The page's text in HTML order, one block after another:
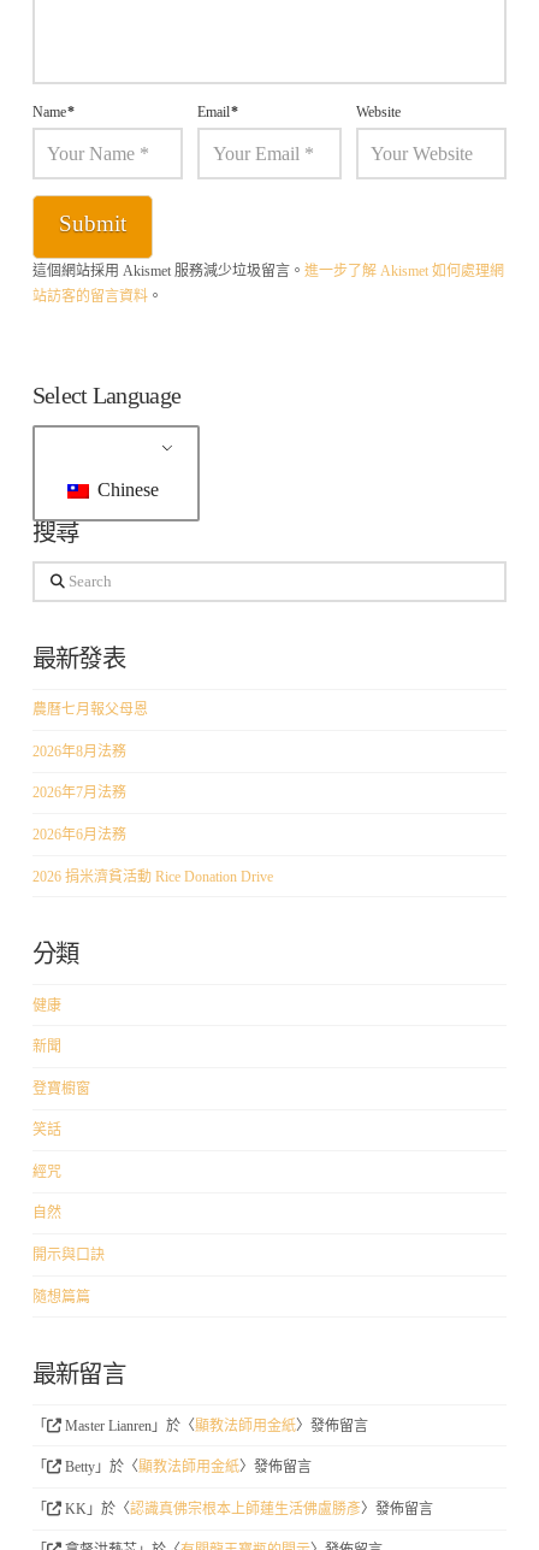
Name* Email* Website
這個網站採用 Akismet 服務減少垃圾留言。 進一步了解 Akismet 如何處理網
站訪客的留言資料。
Select Language
Chinese
搜尋
Search
最新發表
農曆七月報父母恩
2026年8月法務
2026年7月法務
2026年6月法務
2026 捐米濟貧活動 Rice Donation Drive
分類
健康
新聞
登寶櫥窗
笑話
經咒
自然
開示與口訣
隨想篇篇
最新留言
「 Master Lianren 」於〈顯教法師用金紙〉發佈留言
「 Betty 」於〈顯教法師用金紙〉發佈留言
「 KK 」於〈認識真佛宗根本上師蓮生活佛盧勝彥〉發佈留言